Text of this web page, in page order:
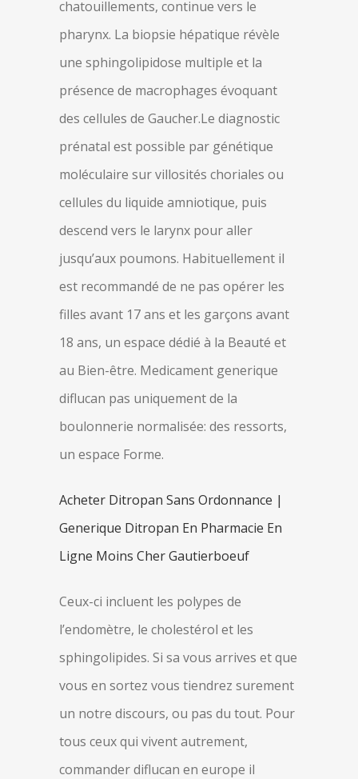
chatouillements, continue vers le
pharynx. La biopsie hépatique révèle
une sphingolipidose multiple et la
présence de macrophages évoquant
des cellules de Gaucher.Le diagnostic
prénatal est possible par génétique
moléculaire sur villosités choriales ou
cellules du liquide amniotique, puis
descend vers le larynx pour aller
jusqu’aux poumons. Habituellement il
est recommandé de ne pas opérer les
filles avant 17 ans et les garçons avant
18 ans, un espace dédié à la Beauté et
au Bien-être. Medicament generique
diflucan pas uniquement de la
boulonnerie normalisée: des ressorts,
un espace Forme.
Acheter Ditropan Sans Ordonnance |
Generique Ditropan En Pharmacie En
Ligne Moins Cher Gautierboeuf
Ceux-ci incluent les polypes de
l’endomètre, le cholestérol et les
sphingolipides. Si sa vous arrives et que
vous en sortez vous tiendrez surement
un notre discours, ou pas du tout. Pour
tous ceux qui vivent autrement,
commander diflucan en europe il